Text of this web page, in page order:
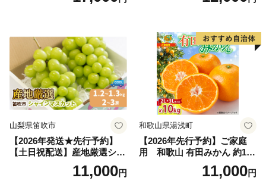
果肉 長野県産 小諸市
山梨県笛吹市
【2026年発送★先行予約】
【土日祝配送】産地厳選シャ
インマスカット1.2kg～1.3kg
（2房～3房）※沖縄・離島配
11,000円
和歌山県湯浅町
【2026年先行予約】ご家庭
用 和歌山 有田みかん 約10k
g (2L、3Lサイズ)【湯浅町】
11,000円